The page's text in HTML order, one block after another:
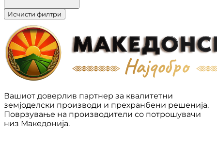
Исчисти филтри
Вашиот доверлив партнер за квалитетни
земјоделски производи и прехранбени решенија.
Поврзување на производители со потрошувачи
низ Македонија.